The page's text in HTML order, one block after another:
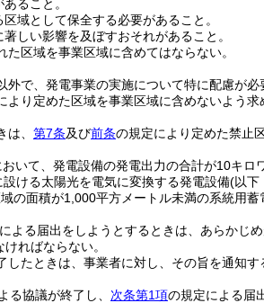
ること。
域として保全する必要があること。
しい影響を及ぼすおそれがあること。
た区域を事業区域に含めてはならない。
外で、発電事業の実施について特に配慮が
より定めた区域を事業区域に含めないよう求
、 第7条及び前条の規定により定めた禁止
いて、発電設備の発電出力の合計が10キロ
ける太陽光を電気に変換する発電設備(以下
の面積が1,000平方メートル未満の系統用蓄
よる届出をしようとするときは、あらかじ
ればならない。
したときは、事業者に対し、その旨を通知す
る協議が終了し、 次条第1項の規定による届